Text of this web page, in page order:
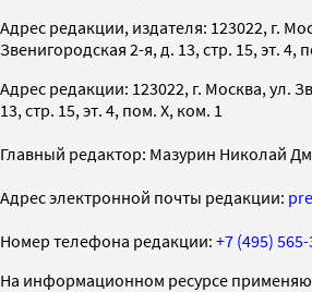
Адрес редакции, издателя: 123022, г.
Звенигородская 2-я, д. 13, стр. 15, эт. 4,
Адрес редакции: 123022, г. Москва, ул.
13, стр. 15, эт. 4, пом. X, ком. 1
Главный редактор: Мазурин Николай
Адрес электронной почты редакции:
Номер телефона редакции: +7 (495)
На информационном ресурсе